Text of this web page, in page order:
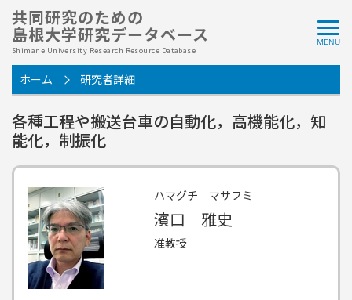
共同研究のための
島根大学研究データベース
Shimane University Research Resource Database
ホーム 研究者詳細
各種工程や搬送台車の自動化，高機能化，知
能化，制振化
ハマグチ マサフミ
濱口 雅史
准教授